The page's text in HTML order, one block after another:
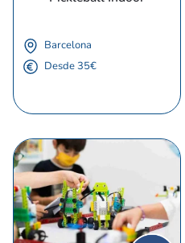
Barcelona
Desde 35€